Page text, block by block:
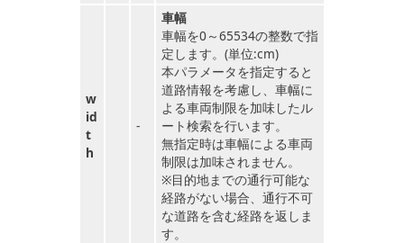
w
id
t
h
-
車幅
車幅を0～65534の整数で指
定します。(単位:cm)
本パラメータを指定すると
道路情報を考慮し、車幅に
よる車両制限を加味したル
ート検索を行います。
無指定時は車幅による車両
制限は加味されません。
※目的地までの通行可能な
経路がない場合、通行不可
な道路を含む経路を返しま
す。